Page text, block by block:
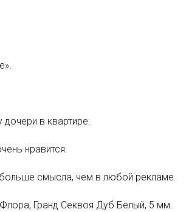
дочери в квартире.
нравится.
смысла, чем в любой рекламе.
Гранд Секвоя Дуб Белый, 5 мм.